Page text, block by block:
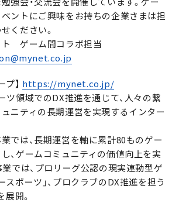
ントにご興味をお持ちの企業さまは担
ください。
ト ゲーム間コラボ担当
】 https://mynet.co.jp/
ツ領域でのDX推進を通じて、人々の繋
ニティの長期運営を実現するインター
では、長期運営を軸に累計80ものゲー
、ゲームコミュニティの価値向上を実
では、プロリーグ公認の現実連動型ゲ
スポーツ」、プロクラブのDX推進を担う
展開。